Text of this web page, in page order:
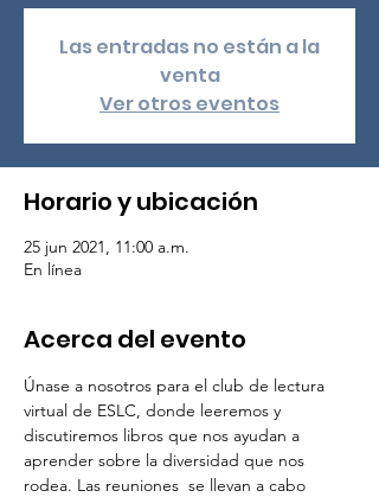
Las entradas no están a la
venta
Ver otros eventos
Horario y ubicación
25 jun 2021, 11:00 a.m.
En línea
Acerca del evento
Únase a nosotros para el club de lectura
virtual de ESLC, donde leeremos y
discutiremos libros que nos ayudan a
aprender sobre la diversidad que nos
rodea. Las reuniones  se llevan a cabo